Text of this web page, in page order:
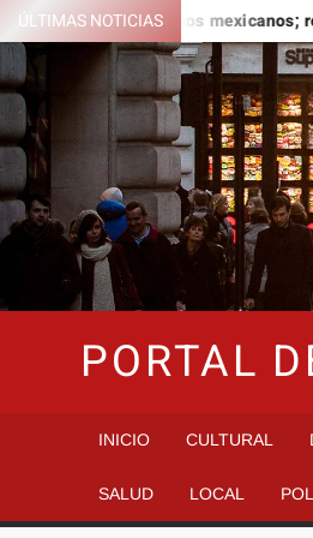
Saltar
al
contenido
ÚLTIMAS NOTICIAS
a jalapeños mexicanos;
PORTAL
INICIO CULTURAL
SALUD LOCAL